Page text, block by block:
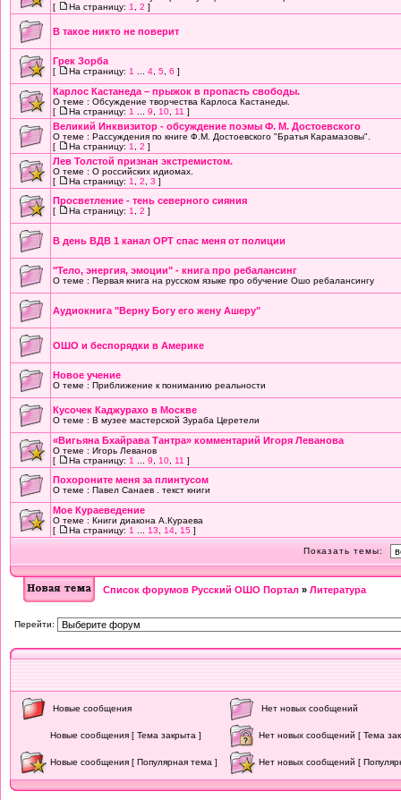
[
На страницу: 1 2 ]
В такое никто не поверит
Грек Зорба
[ На страницу: 1 4 5 6 ]
Карлос Кастанеда – прыжок в пропасть свободы.
О теме : Обсуждение творчества Карлоса Кастанеды.
[
На страницу: 1 9 10 11 ]
Великий Инквизитор - обсуждение поэмы Ф. М. Достоевского
О теме : Рассуждения по книге Ф.М. Достоевского "Братья Карамазовы".
[
На страницу: 1 2 ]
Лев Толстой признан экстремистом.
О теме : О российских идиомах.
[
На страницу: 1 2 3 ]
Просветление - тень северного сияния
[ На страницу: 1 2 ]
В день ВДВ 1 канал ОРТ спас меня от полиции
"Тело, энергия, эмоции" - книга про ребалансинг
О теме : Первая книга на русском языке про обучение Ошо ребалансингу
Аудиокнига "Верну Богу его жену Ашеру"
ОШО и беспорядки в Америке
Новое учение
О теме : Приближение к пониманию реальности
Кусочек Каджурахо в Москве
О теме : В музее мастерской Зураба Церетели
«Вигьяна Бхайрава Тантра» комментарий Игоря Леванова
О теме : Игорь Леванов
[
На страницу: 1 9 10 11 ]
Похороните меня за плинтусом
О теме : Павел Санаев . текст книги
Мое Кураеведение
О теме : Книги диакона А.Кураева
[
На страницу: 1 13 14 15 ]
Показать темы:
Список форумов Русский ОШО Портал » Литература
Перейти:
Новые сообщения Нет новых сообщений
Новые сообщения [ Тема закрыта ] Нет новых сообщений [ Тема
Новые сообщения [ Популярная тема ] Нет новых сообщений [